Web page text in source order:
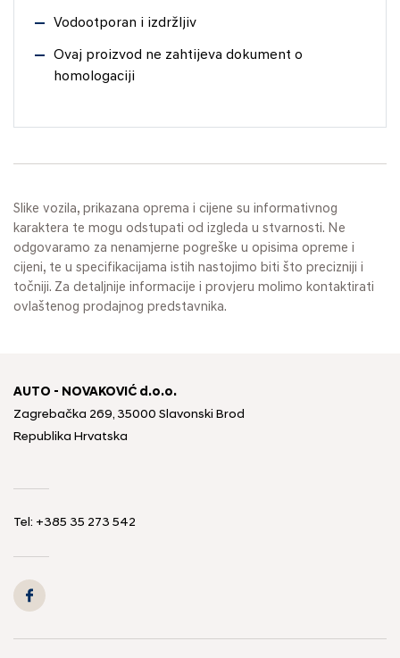
Vodootporan i izdržljiv
Ovaj proizvod ne zahtijeva dokument o
homologaciji
Slike vozila, prikazana oprema i cijene su informativnog
karaktera te mogu odstupati od izgleda u stvarnosti. Ne
odgovaramo za nenamjerne pogreške u opisima opreme i
cijeni, te u specifikacijama istih nastojimo biti što precizniji i
točniji. Za detaljnije informacije i provjeru molimo kontaktirati
ovlaštenog prodajnog predstavnika.
AUTO - NOVAKOVIĆ d.o.o.
Zagrebačka 269, 35000 Slavonski Brod
Republika Hrvatska
Tel: +385 35 273 542